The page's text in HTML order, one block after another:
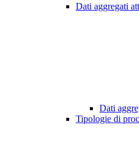
Dati aggregati
Dati
Tipologie di